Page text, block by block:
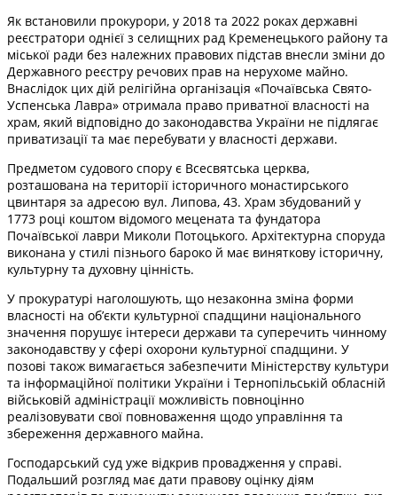
Як встановили прокурори, у 2018 та 2022 роках державні
реєстратори однієї з селищних рад Кременецького району та
міської ради без належних правових підстав внесли зміни до
Державного реєстру речових прав на нерухоме майно.
Внаслідок цих дій релігійна організація «Почаївська Свято-
Успенська Лавра» отримала право приватної власності на
храм, який відповідно до законодавства України не підлягає
приватизації та має перебувати у власності держави.
Предметом судового спору є Всесвятська церква,
розташована на території історичного монастирського
цвинтаря за адресою вул. Липова, 43. Храм збудований у
1773 році коштом відомого мецената та фундатора
Почаївської лаври Миколи Потоцького. Архітектурна споруда
виконана у стилі пізнього бароко й має виняткову історичну,
культурну та духовну цінність.
У прокуратурі наголошують, що незаконна зміна форми
власності на об’єкти культурної спадщини національного
значення порушує інтереси держави та суперечить чинному
законодавству у сфері охорони культурної спадщини. У
позові також вимагається забезпечити Міністерству культури
та інформаційної політики України і Тернопільській обласній
військовій адміністрації можливість повноцінно
реалізовувати свої повноваження щодо управління та
збереження державного майна.
Господарський суд уже відкрив провадження у справі.
Подальший розгляд має дати правову оцінку діям